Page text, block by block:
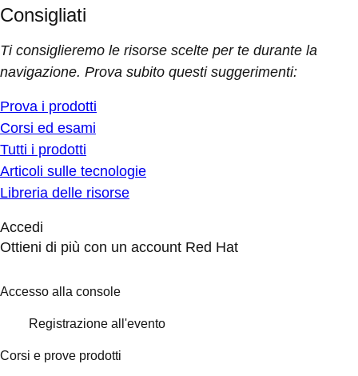
Consigliati
Ti consiglieremo le risorse scelte per te durante la
navigazione. Prova subito questi suggerimenti:
Prova i prodotti
Corsi ed esami
Tutti i prodotti
Articoli sulle tecnologie
Libreria delle risorse
Accedi
Ottieni di più con un account Red Hat
Accesso alla console
Registrazione all'evento
Corsi e prove prodotti